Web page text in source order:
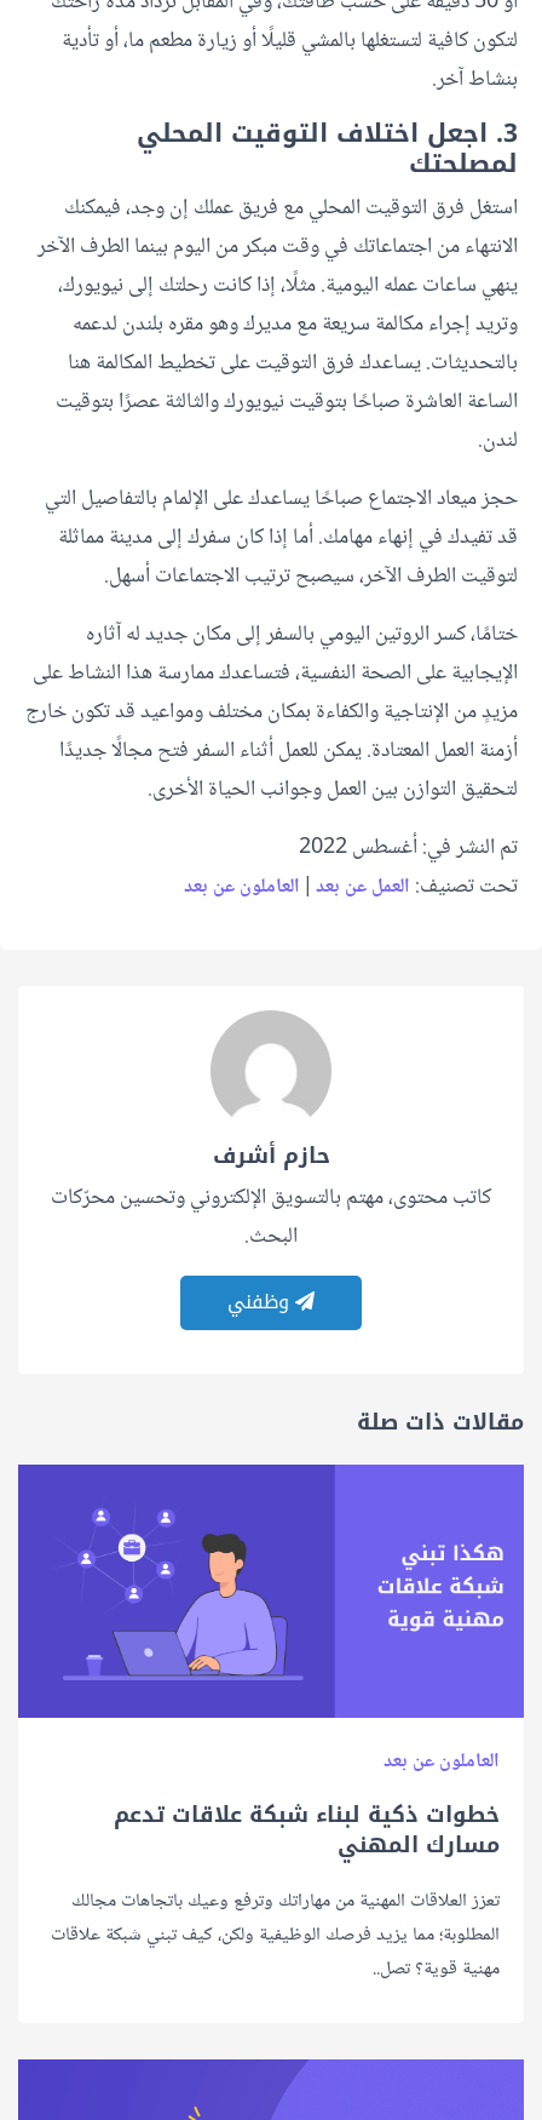
لتكون كافية لتستغلها بالمشي قليلًا أو زيارة مطعم ما، أو تأدية
بنشاط آخر.
3. اجعل اختلاف التوقيت المحلي
لمصلحتك
استغل فرق التوقيت المحلي مع فريق عملك إن وجد، فيمكنك
الانتهاء من اجتماعاتك في وقت مبكر من اليوم بينما الطرف الآخر
ينهي ساعات عمله اليومية. مثلًا، إذا كانت رحلتك إلى نيويورك،
وتريد إجراء مكالمة سريعة مع مديرك وهو مقره بلندن لدعمه
بالتحديثات. يساعدك فرق التوقيت على تخطيط المكالمة هنا
الساعة العاشرة صباحًا بتوقيت نيويورك والثالثة عصرًا بتوقيت
لندن.
حجز ميعاد الاجتماع صباحًا يساعدك على الإلمام بالتفاصيل التي
قد تفيدك في إنهاء مهامك. أما إذا كان سفرك إلى مدينة مماثلة
لتوقيت الطرف الآخر، سيصبح ترتيب الاجتماعات أسهل.
ختامًا، كسر الروتين اليومي بالسفر إلى مكان جديد له آثاره
الإيجابية على الصحة النفسية، فتساعدك ممارسة هذا النشاط على
مزيدٍ من الإنتاجية والكفاءة بمكان مختلف ومواعيد قد تكون خارج
أزمنة العمل المعتادة. يمكن للعمل أثناء السفر فتح مجالًا جديدًا
لتحقيق التوازن بين العمل وجوانب الحياة الأخرى.
تم النشر في: أغسطس 2022
تحت تصنيف: العمل عن بعد | العاملون عن بعد
حازم أشرف
كاتب محتوى، مهتم بالتسويق الإلكتروني وتحسين محرّكات
البحث.
وظفني
مقالات ذات صلة
العاملون عن بعد
خطوات ذكية لبناء شبكة علاقات تدعم
مسارك المهني
تعزز العلاقات المهنية من مهاراتك وترفع وعيك باتجاهات مجالك
المطلوبة؛ مما يزيد فرصك الوظيفية ولكن، كيف تبني شبكة علاقات
مهنية قوية؟ تصل..